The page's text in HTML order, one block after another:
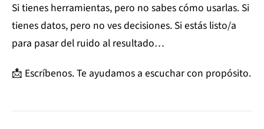
Si tienes herramientas, pero no sabes cómo usarlas. Si
tienes datos, pero no ves decisiones. Si estás listo/a
para pasar del ruido al resultado…
📩 Escríbenos. Te ayudamos a escuchar con propósito.